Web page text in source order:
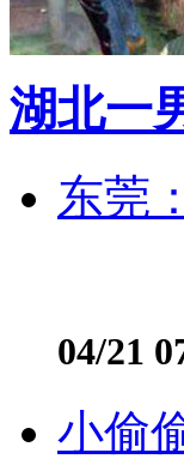
湖北一
东莞
04/21
小偷